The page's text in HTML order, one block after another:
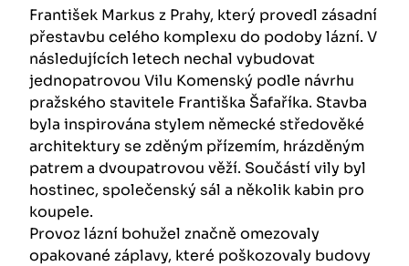
František Markus z Prahy, který provedl zásadní
přestavbu celého komplexu do podoby lázní. V
následujících letech nechal vybudovat
jednopatrovou Vilu Komenský podle návrhu
pražského stavitele Františka Šafaříka. Stavba
byla inspirována stylem německé středověké
architektury se zděným přízemím, hrázděným
patrem a dvoupatrovou věží. Součástí vily byl
hostinec, společenský sál a několik kabin pro
koupele.
Provoz lázní bohužel značně omezovaly
opakované záplavy, které poškozovaly budovy